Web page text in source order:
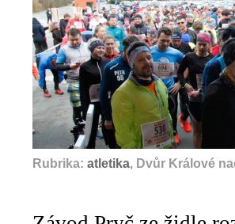
Rubrika: atletika, Dvůr Králové